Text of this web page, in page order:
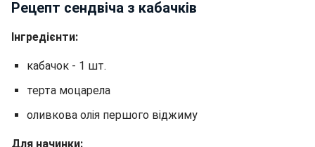
Рецепт сендвіча з кабачків
Інгредієнти:
кабачок - 1 шт.
терта моцарела
оливкова олія першого віджиму
Для начинки: